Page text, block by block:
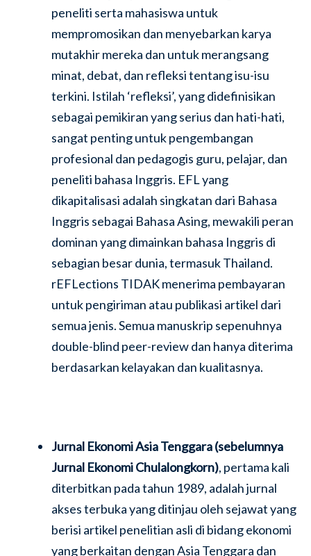
peneliti serta mahasiswa untuk
mempromosikan dan menyebarkan karya
mutakhir mereka dan untuk merangsang
minat, debat, dan refleksi tentang isu-isu
terkini. Istilah ‘refleksi’, yang didefinisikan
sebagai pemikiran yang serius dan hati-hati,
sangat penting untuk pengembangan
profesional dan pedagogis guru, pelajar, dan
peneliti bahasa Inggris. EFL yang
dikapitalisasi adalah singkatan dari Bahasa
Inggris sebagai Bahasa Asing, mewakili peran
dominan yang dimainkan bahasa Inggris di
sebagian besar dunia, termasuk Thailand.
rEFLections TIDAK menerima pembayaran
untuk pengiriman atau publikasi artikel dari
semua jenis. Semua manuskrip sepenuhnya
double-blind peer-review dan hanya diterima
berdasarkan kelayakan dan kualitasnya.
Jurnal Ekonomi Asia Tenggara (sebelumnya
Jurnal Ekonomi Chulalongkorn), pertama kali
diterbitkan pada tahun 1989, adalah jurnal
akses terbuka yang ditinjau oleh sejawat yang
berisi artikel penelitian asli di bidang ekonomi
yang berkaitan dengan Asia Tenggara dan